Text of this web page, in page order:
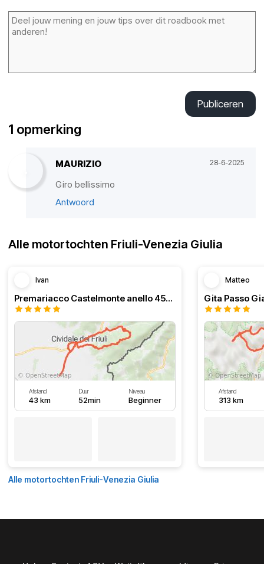
Publiceren
1 opmerking
MAURIZIO 28-6-2025
Giro bellissimo
Antwoord
Alle motortochten Friuli-Venezia Giulia
Ivan
Premariacco Castelmonte anello 45km
Afstand
43 km
Duur
52min
Niveau
Beginner
Matteo
Gita Passo
Afstand
313 km
Alle motortochten Friuli-Venezia Giulia